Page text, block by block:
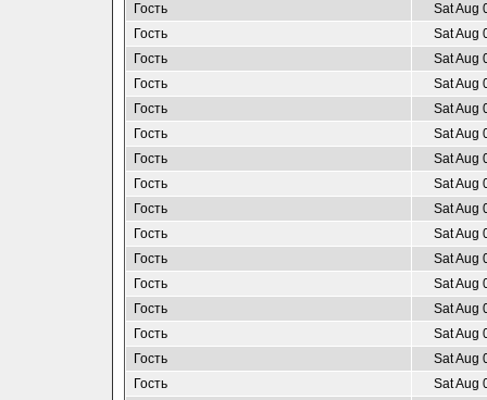
Гость
Sat Aug
Гость
Sat Aug
Гость
Sat Aug
Гость
Sat Aug
Гость
Sat Aug
Гость
Sat Aug
Гость
Sat Aug
Гость
Sat Aug
Гость
Sat Aug
Гость
Sat Aug
Гость
Sat Aug
Гость
Sat Aug
Гость
Sat Aug
Гость
Sat Aug
Гость
Sat Aug
Гость
Sat Aug